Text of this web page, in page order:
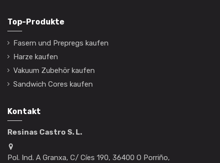
Top-Produkte
Fasern und Prepregs kaufen
Harze kaufen
Vakuum Zubehör kaufen
Sandwich Cores kaufen
Kontakt
Resinas Castro S. L.
Pol. Ind. A Granxa, C/ Cíes 190, 36400 O Porriño,